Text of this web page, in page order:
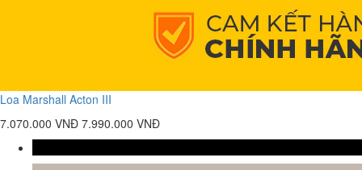
Loa Marshall Acton III
7.070.000 VNĐ 7.990.000 VNĐ